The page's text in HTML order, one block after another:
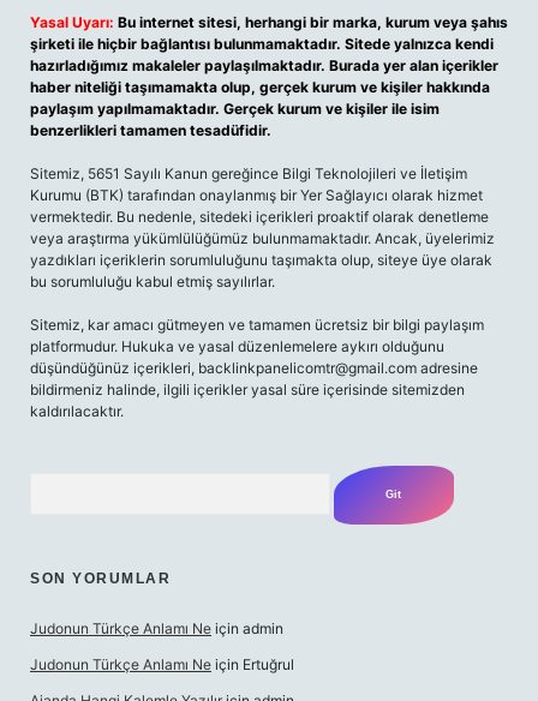
Yasal Uyarı: Bu internet sitesi, herhangi bir marka, kurum veya şahıs
şirketi ile hiçbir bağlantısı bulunmamaktadır. Sitede yalnızca kendi
hazırladığımız makaleler paylaşılmaktadır. Burada yer alan içerikler
haber niteliği taşımamakta olup, gerçek kurum ve kişiler hakkında
paylaşım yapılmamaktadır. Gerçek kurum ve kişiler ile isim
benzerlikleri tamamen tesadüfidir.
Sitemiz, 5651 Sayılı Kanun gereğince Bilgi Teknolojileri ve İletişim
Kurumu (BTK) tarafından onaylanmış bir Yer Sağlayıcı olarak hizmet
vermektedir. Bu nedenle, sitedeki içerikleri proaktif olarak denetleme
veya araştırma yükümlülüğümüz bulunmamaktadır. Ancak, üyelerimiz
yazdıkları içeriklerin sorumluluğunu taşımakta olup, siteye üye olarak
bu sorumluluğu kabul etmiş sayılırlar.
Sitemiz, kar amacı gütmeyen ve tamamen ücretsiz bir bilgi paylaşım
platformudur. Hukuka ve yasal düzenlemelere aykırı olduğunu
düşündüğünüz içerikleri, backlinkpanelicomtr@gmail.com adresine
bildirmeniz halinde, ilgili içerikler yasal süre içerisinde sitemizden
kaldırılacaktır.
SON YORUMLAR
Judonun Türkçe Anlamı Ne için admin
Judonun Türkçe Anlamı Ne için Ertuğrul